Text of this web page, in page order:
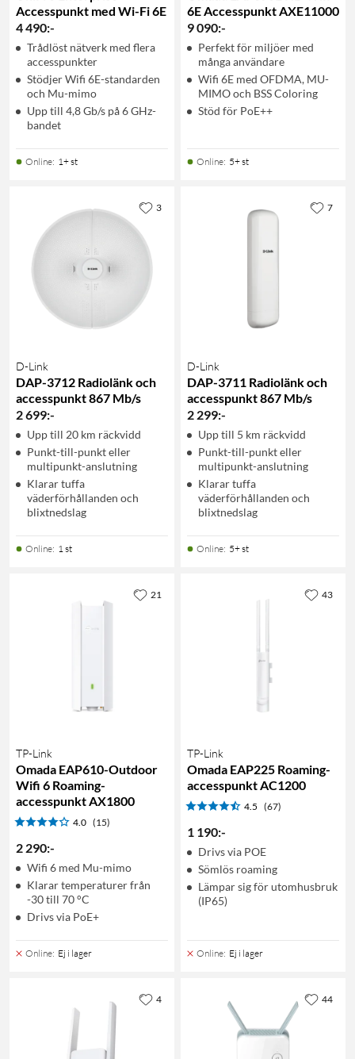
Accesspunkt med Wi-Fi 6E
4 490:-
Trådlöst nätverk med flera
accesspunkter
Stödjer Wifi 6E-standarden
och Mu-mimo
Upp till 4,8 Gb/s på 6 GHz-
bandet
Online: 1+ st
6E Accesspunkt AXE11000
9 090:-
Perfekt för miljöer med
många användare
Wifi 6E med OFDMA, MU-
MIMO och BSS Coloring
Stöd för PoE++
Online: 5+ st
D-Link
DAP-3712 Radiolänk och
accesspunkt 867 Mb/s
2 699:-
Upp till 20 km räckvidd
Punkt-till-punkt eller
multipunkt-anslutning
Klarar tuffa
väderförhållanden och
blixtnedslag
Online: 1 st
3
D-Link
DAP-3711 Radiolänk och
accesspunkt 867 Mb/s
2 299:-
Upp till 5 km räckvidd
Punkt-till-punkt eller
multipunkt-anslutning
Klarar tuffa
väderförhållanden och
blixtnedslag
Online: 5+ st
7
TP-Link
Omada EAP610-Outdoor
Wifi 6 Roaming-
accesspunkt AX1800
4.0 (15)
2 290:-
Wifi 6 med Mu-mimo
Klarar temperaturer från
-30 till 70 °C
Drivs via PoE+
Online: Ej i lager
21
TP-Link
Omada EAP225 Roaming-
accesspunkt AC1200
4.5 (67)
1 190:-
Drivs via POE
Sömlös roaming
Lämpar sig för utomhusbruk
(IP65)
Online: Ej i lager
43
4 44